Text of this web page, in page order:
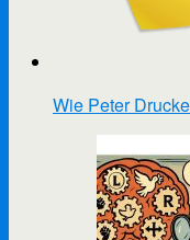
Wie Peter